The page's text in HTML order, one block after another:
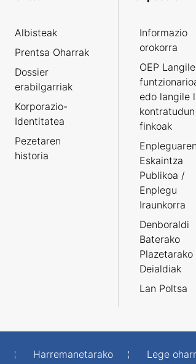
Albisteak
Prentsa Oharrak
Dossier
erabilgarriak
Korporazio-
Identitatea
Pezetaren
historia
Informazio
orokorra
OEP Langile
edo langile
kontratudun
finkoak
Enpleguaren
Eskaintza
Publikoa /
Enplegu
Iraunkorra
Denboraldi
Baterako
Plazetarako
Deialdiak
Lan Poltsa
Harremanetarako Lege